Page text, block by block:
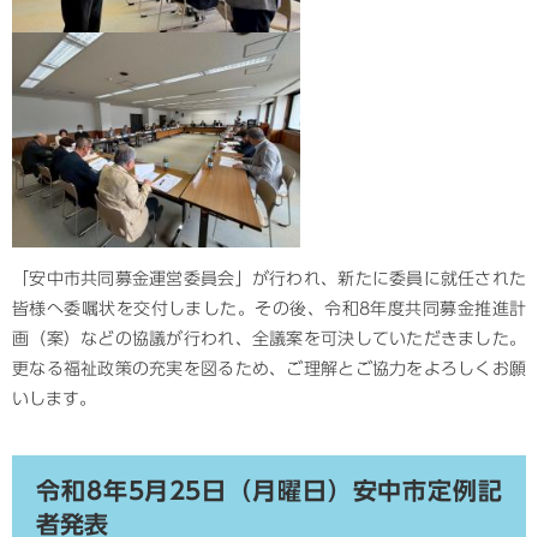
「安中市共同募金運営委員会」が行われ、新たに委員に就任された
皆様へ委嘱状を交付しました。その後、令和8年度共同募金推進計
画（案）などの協議が行われ、全議案を可決していただきました。
更なる福祉政策の充実を図るため、ご理解とご協力をよろしくお願
いします。
令和8年5月25日（月曜日）安中市定例記
者発表